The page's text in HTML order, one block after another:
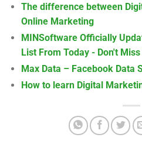
The difference between
Online Marketing
MINSoftware Officially
List From Today - Don't
Max Data – Facebook Data
How to learn Digital